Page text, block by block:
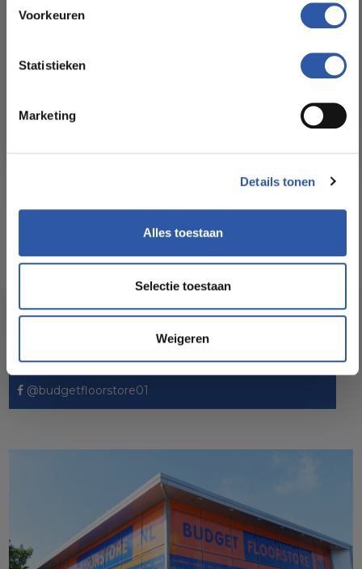
Voorkeuren
Statistieken
Marketing
Details tonen
Alles toestaan
Selectie toestaan
Weigeren
3 -5 werkdagen
Garantie: 15 jaar
Socialmedia
@budgetfloorstore01
betaalbare prijzen. Profiteer van een zorgeloze installatie